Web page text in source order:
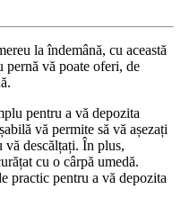
la îndemână, cu această
pernă vă poate oferi, de
pentru a vă depozita
vă permite să vă așezați
descălțați. În plus,
cu o cârpă umedă.
practic pentru a vă depozita